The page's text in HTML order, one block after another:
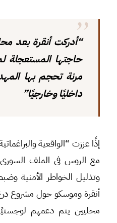
“أدركت أنقرة بعد
حاجتها المستعجلة
مرنة تحجم بها
داخليًا وخارجيًا”
إذًا عززت “الواقعية
مع الروس في الملف السوري
وتذليل الخواطر الأمنية
أنقرة وموسكو حول مشروع
محليين يتم دعمهم